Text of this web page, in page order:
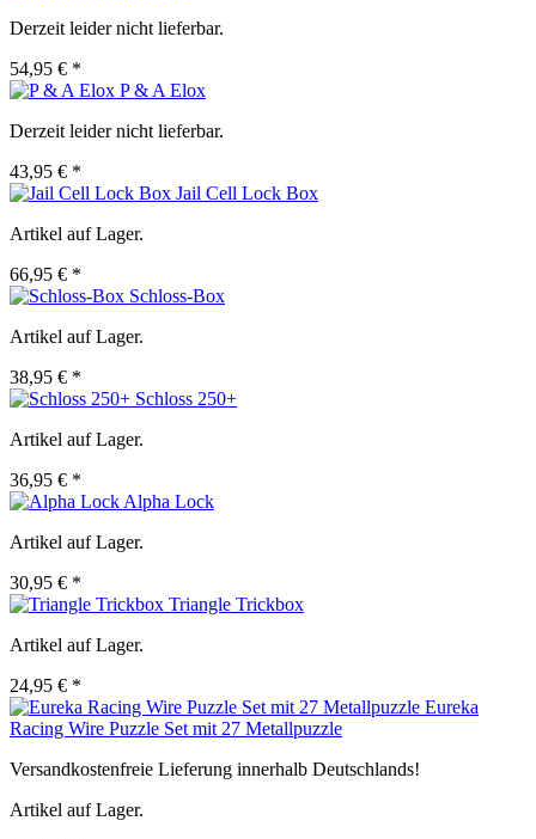
Derzeit leider nicht lieferbar.
54,95 € *
P & A Elox
Derzeit leider nicht lieferbar.
43,95 € *
Jail Cell Lock Box
Artikel auf Lager.
66,95 € *
Schloss-Box
Artikel auf Lager.
38,95 € *
Schloss 250+
Artikel auf Lager.
36,95 € *
Alpha Lock
Artikel auf Lager.
30,95 € *
Triangle Trickbox
Artikel auf Lager.
24,95 € *
Eureka
Racing Wire Puzzle Set mit 27 Metallpuzzle
Versandkostenfreie Lieferung innerhalb Deutschlands!
Artikel auf Lager.